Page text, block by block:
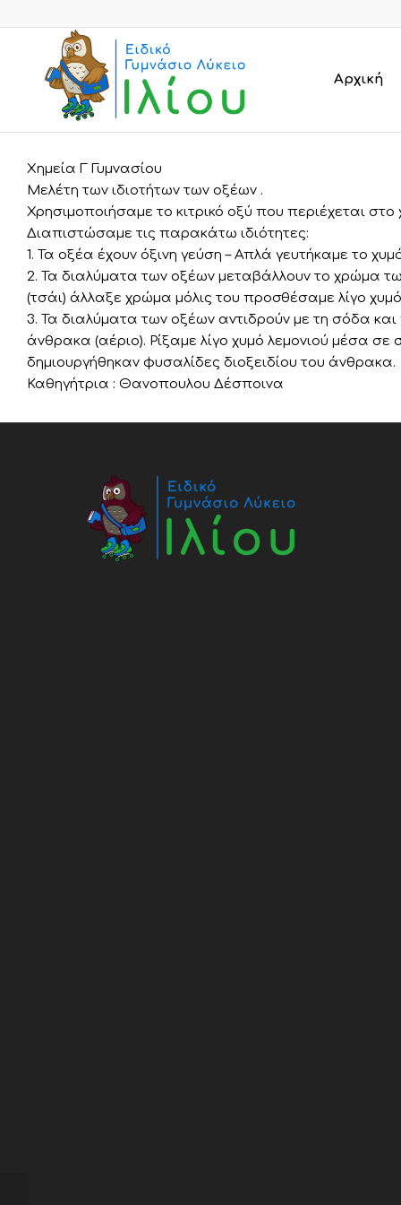
Αρχική
Χημεία Γ Γυμνασίου
Μελέτη των ιδιοτήτων των οξέων .
Χρησιμοποιήσαμε το κιτρικό οξύ που περιέχεται στο
Διαπιστώσαμε τις παρακάτω ιδιότητες:
1. Τα οξέα έχουν όξινη γεύση – Απλά γευτήκαμε το
2. Τα διαλύματα των οξέων μεταβάλλουν το χρώμα
(τσάι) άλλαξε χρώμα μόλις του προσθέσαμε λίγο χυμό
3. Τα διαλύματα των οξέων αντιδρούν με τη σόδα και
άνθρακα (αέριο). Ρίξαμε λίγο χυμό λεμονιού μέσα
δημιουργήθηκαν φυσαλίδες διοξειδίου του άνθρακα.
Καθηγήτρια : Θανοπουλου Δέσποινα